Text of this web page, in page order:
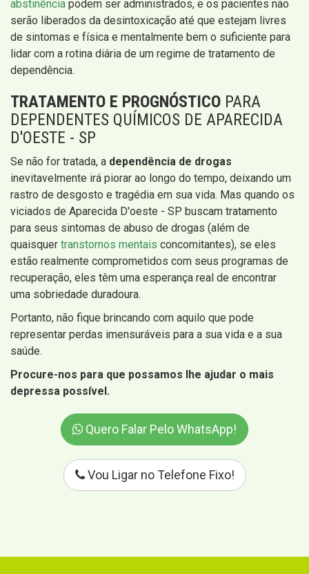
abstinência podem ser administrados, e os pacientes não
serão liberados da desintoxicação até que estejam livres
de sintomas e física e mentalmente bem o suficiente para
lidar com a rotina diária de um regime de tratamento de
dependência.
TRATAMENTO E PROGNÓSTICO PARA
DEPENDENTES QUÍMICOS DE APARECIDA
D'OESTE - SP
Se não for tratada, a dependência de drogas
inevitavelmente irá piorar ao longo do tempo, deixando um
rastro de desgosto e tragédia em sua vida. Mas quando os
viciados de Aparecida D'oeste - SP buscam tratamento
para seus sintomas de abuso de drogas (além de
quaisquer transtornos mentais concomitantes), se eles
estão realmente comprometidos com seus programas de
recuperação, eles têm uma esperança real de encontrar
uma sobriedade duradoura.
Portanto, não fique brincando com aquilo que pode
representar perdas imensuráveis para a sua vida e a sua
saúde.
Procure-nos para que possamos lhe ajudar o mais
depressa possível.
Quero Falar Pelo WhatsApp!
Vou Ligar no Telefone Fixo!